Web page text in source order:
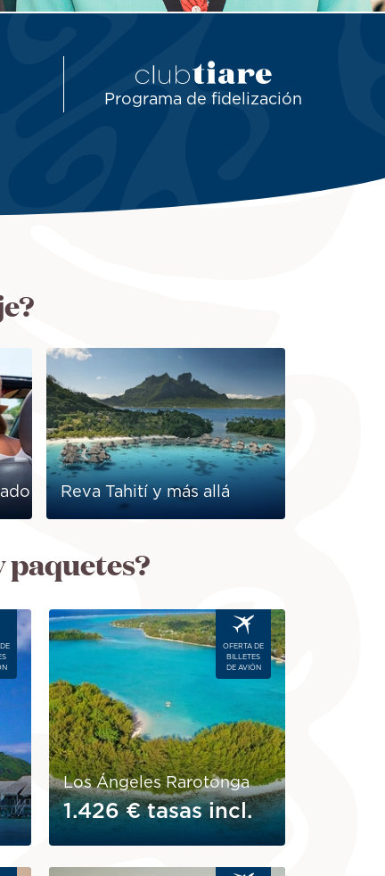
Programa de fidelización
Reva Tahití y más allá
Image
OFERTA DE
BILLETES
DE AVIÓN
Los Ángeles Rarotonga
1.426 € tasas incl.